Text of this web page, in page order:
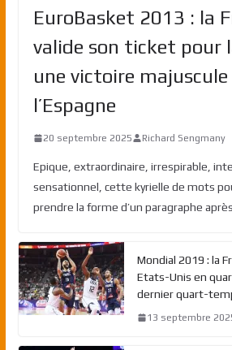
EuroBasket 2013 : la
valide son ticket pour
une victoire
l’Espagne
20 septembre 2025 Richard Sengmany
Epique, extraordinaire, irrespirable,
sensationnel, cette kyrielle de mots
prendre la forme d’un paragraphe
Mondial 2019 : la
Etats-Unis en
dernier quart-
13 septembre